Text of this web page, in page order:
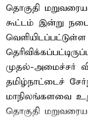
தொகுதி
கூட்டம் இன்று
வெளியிடப்பட்டுள்ள
முதல்-அமைச்சர்
தமிழ்நாட்டைச்
மாநிலங்களவை
தொகுதி